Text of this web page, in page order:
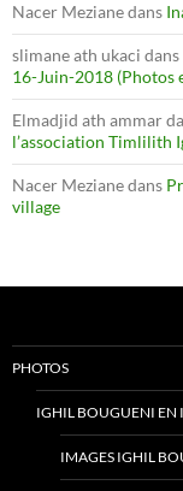
Nacer Mezianedans
slimane ath ukaci dans
16-Juin-2018 (Photos
Elmadjid ath ammar
l’association Timlilith
Nacer Mezianedans
village
PHOTOS
IGHIL BOUGUENI EN
IMAGES IGHIL